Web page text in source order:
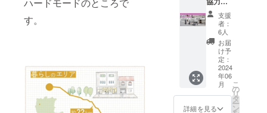
ハードモードのところで
す。
※開催の
日程や
配信
URLな
どの詳
細につ
いては
プロ
ジェク
ト終了
後に
利 ・交
流会へ
参加す
る権利
※このリ
ターン
はオン
ライン
配信で
はなく
現地参
関する
各種許
可は
2024年
2月中に
取得予
定で
す。 ※
万が一
宿泊の
内容］
・感謝
のお手
紙 ・
ANSHI
NDOや
PORTO
で使え
るチ
ケット
分×5枚
1000円
分×2枚
・層雲
峡温泉
入浴券
一人で
もご利
用いた
だけま
す。 ※
ご宿泊
なか上
川町ま
で行け
ない
よ〜！
」とい
う方は
ぜひこ
ちらの
リター
ンを！
［リ
や個人
向け！
上川町
のまち
づくり
丸わか
り合同
視察プ
ラン！
宿泊＆
交流会
支援
者：
6人
お届
け予
定：
2024
年06
月
詳細を見る
こ
の
リ
タ
ー
ン